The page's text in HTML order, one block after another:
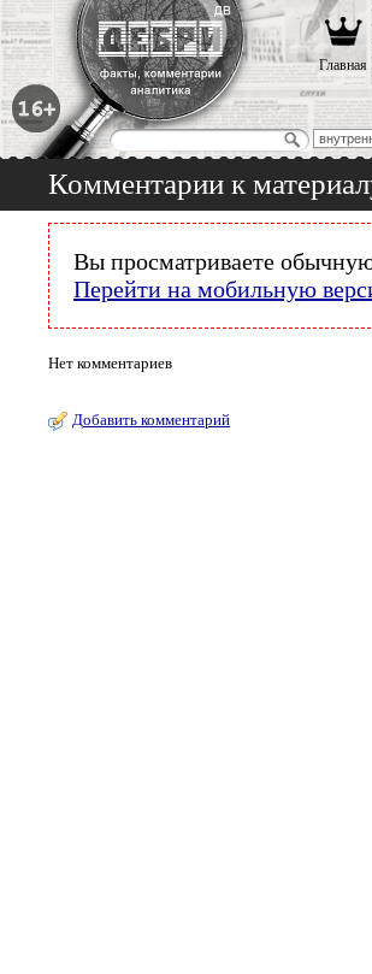
Главная
Комментарии к
Вы просматриваете
Перейти на мобильную
Нет комментариев
Добавить комментарий